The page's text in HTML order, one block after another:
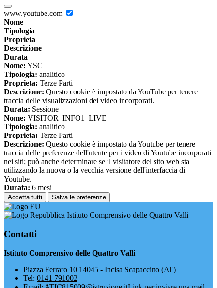
www.youtube.com
Nome
Tipologia
Proprieta
Descrizione
Durata
Nome: YSC
Tipologia: analitico
Proprieta: Terze Parti
Descrizione: Questo cookie è impostato da YouTube per tenere
traccia delle visualizzazioni dei video incorporati.
Durata: Sessione
Nome: VISITOR_INFO1_LIVE
Tipologia: analitico
Proprieta: Terze Parti
Descrizione: Questo cookie è impostato da Youtube per tenere
traccia delle preferenze dell'utente per i video di Youtube incorporati
nei siti; può anche determinare se il visitatore del sito web sta
utilizzando la nuova o la vecchia versione dell'interfaccia di
Youtube.
Durata: 6 mesi
Accetta tutti Salva le preferenze
Istituto Comprensivo delle Quattro Valli
Contatti
Istituto Comprensivo delle Quattro Valli
Piazza Ferraro 10 14045 - Incisa Scapaccino (AT)
Tel: 0141 791002